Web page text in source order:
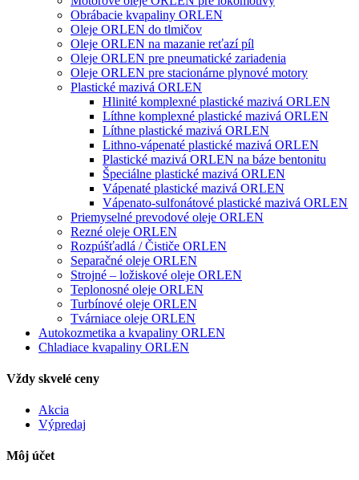
Obrábacie kvapaliny ORLEN
Oleje ORLEN do tlmičov
Oleje ORLEN na mazanie reťazí píl
Oleje ORLEN pre pneumatické zariadenia
Oleje ORLEN pre stacionárne plynové motory
Plastické mazivá ORLEN
Hlinité komplexné plastické mazivá ORLEN
Líthne komplexné plastické mazivá ORLEN
Líthne plastické mazivá ORLEN
Lithno-vápenaté plastické mazivá ORLEN
Plastické mazivá ORLEN na báze bentonitu
Špeciálne plastické mazivá ORLEN
Vápenaté plastické mazivá ORLEN
Vápenato-sulfonátové plastické mazivá ORLEN
Priemyselné prevodové oleje ORLEN
Rezné oleje ORLEN
Rozpúšťadlá / Čističe ORLEN
Separačné oleje ORLEN
Strojné – ložiskové oleje ORLEN
Teplonosné oleje ORLEN
Turbínové oleje ORLEN
Tvárniace oleje ORLEN
Autokozmetika a kvapaliny ORLEN
Chladiace kvapaliny ORLEN
Vždy skvelé ceny
Akcia
Výpredaj
Môj účet